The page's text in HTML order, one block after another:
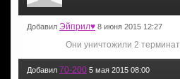
Добавил Эйприл♥ 8 июня 2015 12:27
Они уничтожили 2
Добавил 70-200 5 мая 2015 08:00